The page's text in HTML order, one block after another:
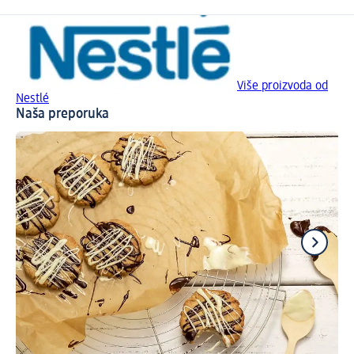
Više proizvoda od
Nestlé
Naša preporuka